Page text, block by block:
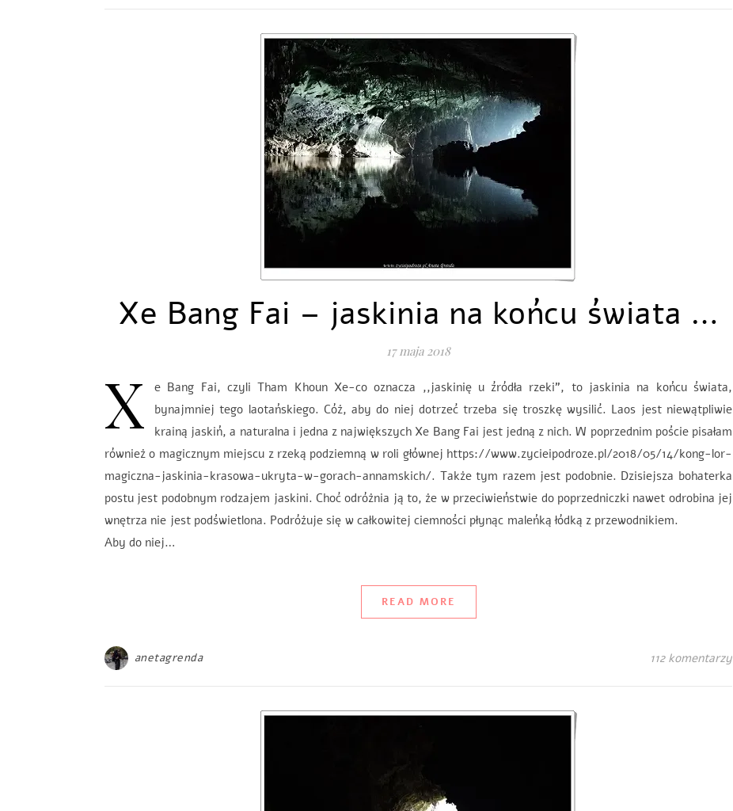
Xe Bang Fai – jaskinia na końcu świata …
17 maja 2018
X
e Bang Fai, czyli Tham Khoun Xe-co oznacza ,,jaskinię u źródła rzeki”, to jaskinia na końcu świata,
bynajmniej tego laotańskiego. Cóż, aby do niej dotrzeć trzeba się troszkę wysilić. Laos jest niewątpliwie
krainą jaskiń, a naturalna i jedna z największych Xe Bang Fai jest jedną z nich. W poprzednim poście pisałam
również o magicznym miejscu z rzeką podziemną w roli głównej https://www.zycieipodroze.pl/2018/05/14/kong-lor-
magiczna-jaskinia-krasowa-ukryta-w-gorach-annamskich/. Także tym razem jest podobnie. Dzisiejsza bohaterka
postu jest podobnym rodzajem jaskini. Choć odróżnia ją to, że w przeciwieństwie do poprzedniczki nawet odrobina jej
wnętrza nie jest podświetlona. Podróżuje się w całkowitej ciemności płynąc maleńką łódką z przewodnikiem.
Aby do niej…
READ MORE
anetagrenda 112 komentarzy